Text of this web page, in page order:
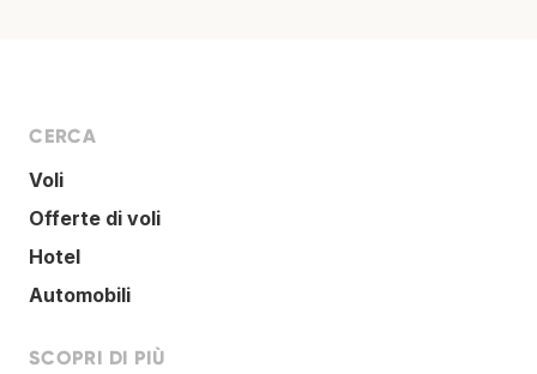
CERCA
Voli
Offerte di voli
Hotel
Automobili
SCOPRI DI PIÙ